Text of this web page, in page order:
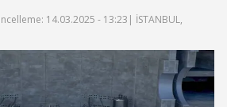
14.03.2025 - 13:23 | İSTANBUL,